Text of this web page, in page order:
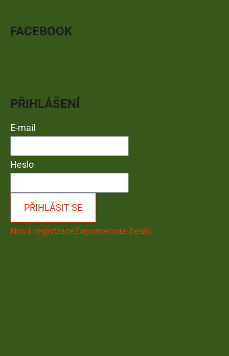
FACEBOOK
PŘIHLÁŠENÍ
E-mail
Heslo
PŘIHLÁSIT SE
Nová registraceZapomenuté heslo